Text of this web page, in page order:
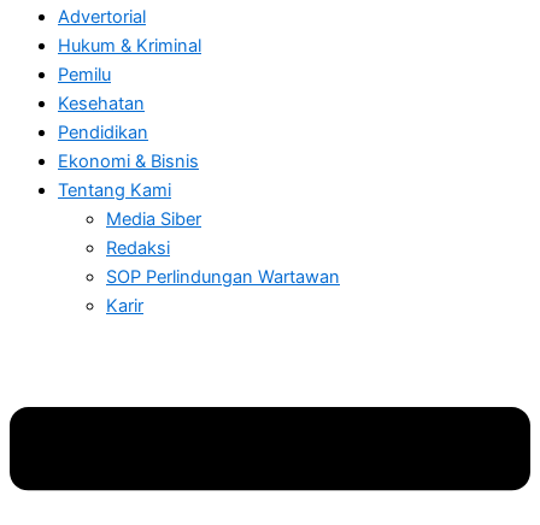
Advertorial
Hukum & Kriminal
Pemilu
Kesehatan
Pendidikan
Ekonomi & Bisnis
Tentang Kami
Media Siber
Redaksi
SOP Perlindungan Wartawan
Karir